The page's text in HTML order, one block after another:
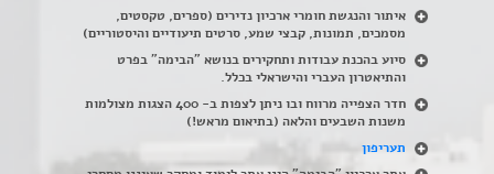
איתור והנגשת חומרי ארכיון נדירים (ספרים, טקסטים,
מסמכים, תמונות, קבצי שמע, סרטים תיעודיים והיסטוריים)
סיוע בהכנת עבודות ותחקירים בנושא "הבימה" בפרט
והתיאטרון העברי והישראלי בכלל.
חדר הצפייה מרווח ובו ניתן לצפות ב- 400 הצגות מצולמות
משנות השבעים והלאה (בתיאום מראש!)
תעריפון